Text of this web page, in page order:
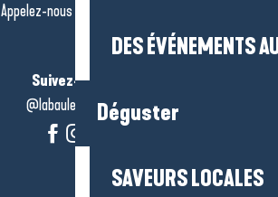
DES ÉVÉNEMENTS
Déguster
SAVEURS LOCALES
Appelez-nous en
Suivez-nous !
@labauleguérande